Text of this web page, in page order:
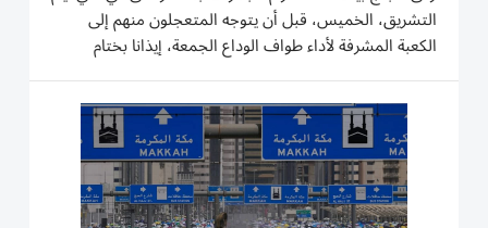
التشريق، الخميس، ​قبل أن ⁠يتوجه المتعجلون منهم إلى
الكعبة المشرفة لأداء ‌طواف الوداع الجمعة، ‌إيذانا بختام
مناسك الحج. وقال الحاج المغربي عثمان كنان: « في حج هذا
العام إن شاء الله، نتمنى المغفرة لجميع المسلمين...